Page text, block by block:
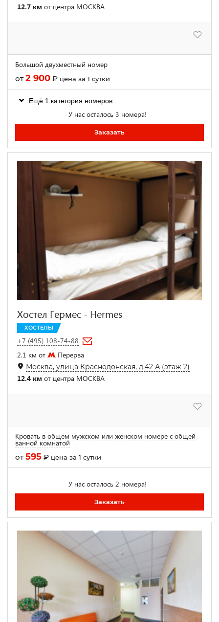
12.7 км от центра МОСКВА
Большой двухместный номер
от2 900 ₽ цена за 1 сутки
Ещё 1 категория номеров
У нас осталось 3 номера!
Заказать
Хостел Гермес - Hermes
ХОСТЕЛЫ
+7 (495) 108-74-88
2.1 км от
Перерва
Москва, улица Краснодонская, д.42 А (этаж 2)
12.4 км от центра МОСКВА
Кровать в общем мужском или женском номере с общей
ванной комнатой
от595 ₽ цена за 1 сутки
У нас осталось 2 номера!
Заказать